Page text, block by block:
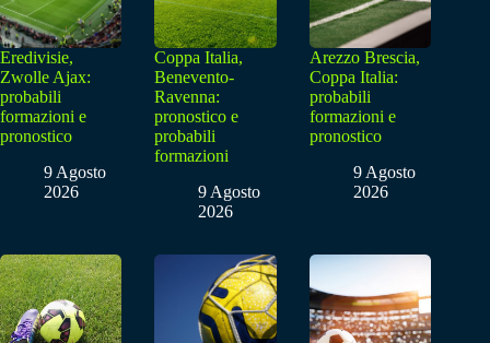
Eredivisie,
Zwolle Ajax:
probabili
formazioni e
pronostico
9 Agosto
2026
Coppa Italia,
Benevento-
Ravenna:
pronostico e
probabili
formazioni
9 Agosto
2026
Arezzo Brescia,
Coppa Italia:
probabili
formazioni e
pronostico
9 Agosto
2026